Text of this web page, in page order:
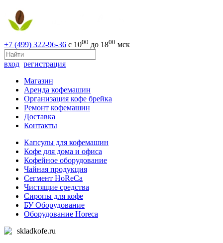
+7 (499) 322-96-36 с 1000 до 1800 мск
вход регистрация
Магазин
Аренда кофемашин
Организация кофе брейка
Ремонт кофемашин
Доставка
Контакты
Капсулы для кофемашин
Кофе для дома и офиса
Кофейное оборудование
Чайная продукция
Сегмент HoReCa
Чистящие средства
Сиропы для кофе
БУ Оборудование
Оборудование Horeca
skladkofe.ru